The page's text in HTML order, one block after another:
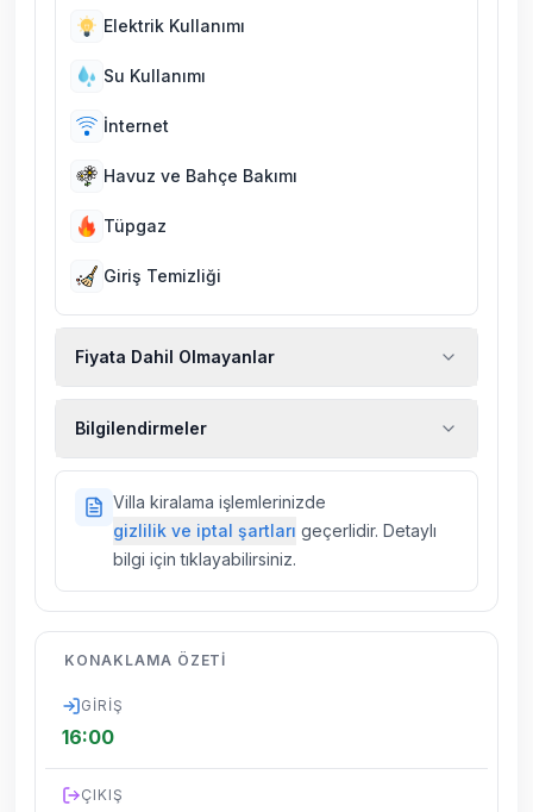
Elektrik Kullanımı
Su Kullanımı
İnternet
Havuz ve Bahçe Bakımı
Tüpgaz
Giriş Temizliği
Fiyata Dahil Olmayanlar
sigortaları fiyatlara dahil değildir.
Bilgilendirmeler
villalarımızda düzenli olarak ilaçlama
yapılmaktadır. Buna rağmen çevrede
kelebek, böcek, sinek vs. bulunma ihtimali
dönemsel olarak altyapı çalışmaları
yapılabilmektedir. Bu çalışma nedeniyle yol
Villa kiralama işlemlerinizde
gizlilik ve iptal şartları geçerlidir. Detaylı
bilgi için tıklayabilirsiniz.
KONAKLAMA ÖZETI
GIRIŞ
16:00
ÇIKIŞ